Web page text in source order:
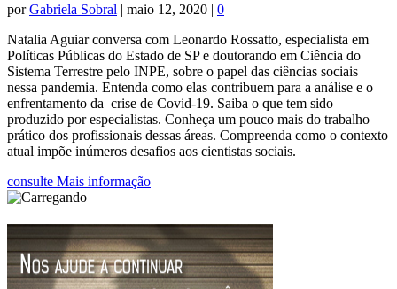
porGabriela Sobral | maio 12, 2020 | 0
Natalia Aguiar conversa com Leonardo Rossatto, especialista em
Políticas Públicas do Estado de SP e doutorando em Ciência do
Sistema Terrestre pelo INPE, sobre o papel das ciências sociais
nessa pandemia. Entenda como elas contribuem para a análise e o
enfrentamento da crise de Covid-19. Saiba o que tem sido
produzido por especialistas. Conheça um pouco mais do trabalho
prático dos profissionais dessas áreas. Compreenda como o contexto
atual impõe inúmeros desafios aos cientistas sociais.
consulte Mais informação